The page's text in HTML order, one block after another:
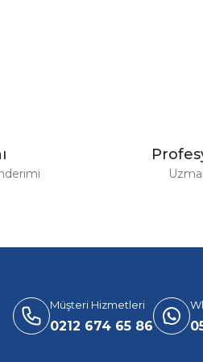
Müşteri Hizmetleri
0212 674 65 86